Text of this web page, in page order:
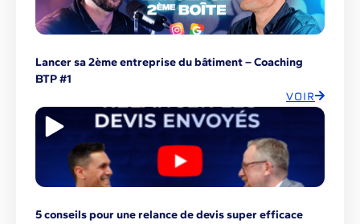
Lancer sa 2ème entreprise du bâtiment – Coaching
BTP #1
VOIR
5 conseils pour une relance de devis super efficace